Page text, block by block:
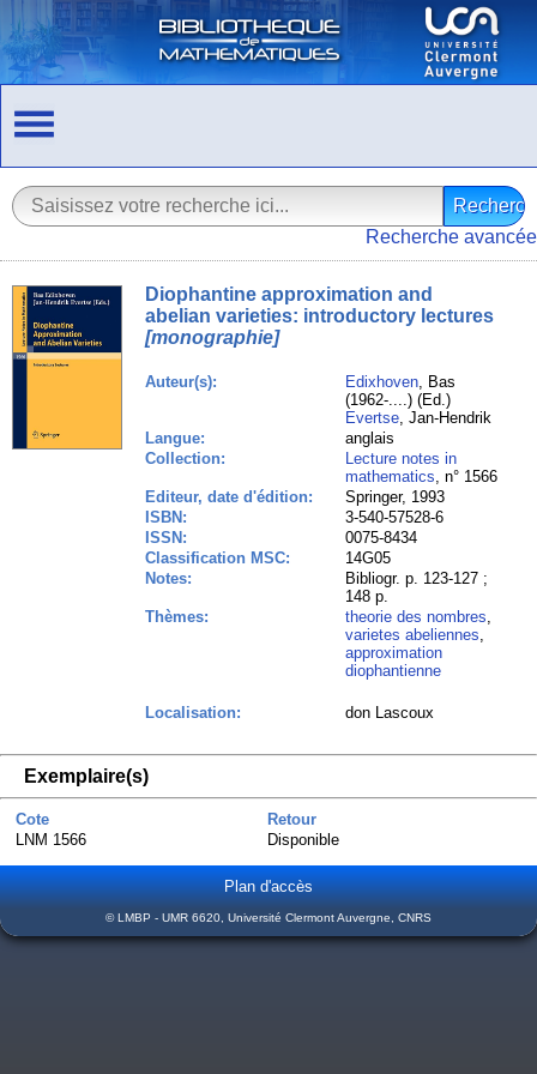
Recherche avancée
Diophantine approximation and
abelian varieties: introductory lectures
[monographie]
Auteur(s): Edixhoven, Bas
(1962-....) (Ed.)
Evertse, Jan-Hendrik
Langue:
anglais
Collection:
Lecture notes in
mathematics, n° 1566
Editeur, date d'édition:
Springer, 1993
ISBN:
3-540-57528-6
ISSN:
0075-8434
Classification MSC:
14G05
Notes:
Bibliogr. p. 123-127 ;
148 p.
Thèmes:
theorie des nombres,
varietes abeliennes,
approximation
diophantienne
Localisation: don Lascoux
Exemplaire(s)
Cote
Retour
LNM 1566
Disponible
Plan d'accès
© LMBP - UMR 6620, Université Clermont Auvergne, CNRS